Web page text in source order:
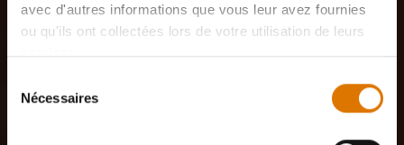
avec d'autres informations que vous leur avez fournies
ou qu'ils ont collectées lors de votre utilisation de leurs
services.
Nécessaires